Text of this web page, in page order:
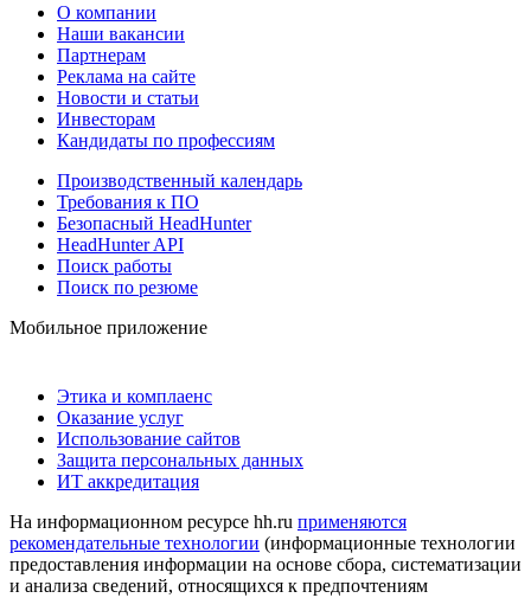
О компании
Наши вакансии
Партнерам
Реклама на сайте
Новости и статьи
Инвесторам
Кандидаты по профессиям
Производственный календарь
Требования к ПО
Безопасный HeadHunter
HeadHunter API
Поиск работы
Поиск по резюме
Мобильное приложение
Этика и комплаенс
Оказание услуг
Использование сайтов
Защита персональных данных
ИТ аккредитация
На информационном ресурсе hh.ru применяются
рекомендательные технологии (информационные технологии
предоставления информации на основе сбора, систематизации
и анализа сведений, относящихся к предпочтениям